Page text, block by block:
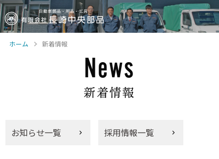
ホーム 新着情報
News
新着情報
お知らせ一覧 採用情報一覧